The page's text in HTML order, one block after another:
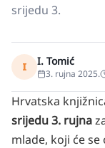
srijedu 3.
I I. Tomić
3. rujna 2025.
Hrvatska
srijedu 3. rujna
mlade, koji će se